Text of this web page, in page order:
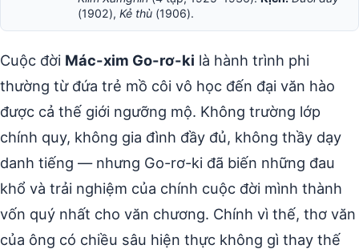
(1902), Kẻ thù (1906).
Cuộc đời Mác-xim Go-rơ-ki là hành trình phi
thường từ đứa trẻ mồ côi vô học đến đại văn hào
được cả thế giới ngưỡng mộ. Không trường lớp
chính quy, không gia đình đầy đủ, không thầy dạy
danh tiếng — nhưng Go-rơ-ki đã biến những đau
khổ và trải nghiệm của chính cuộc đời mình thành
vốn quý nhất cho văn chương. Chính vì thế, thơ văn
của ông có chiều sâu hiện thực không gì thay thế